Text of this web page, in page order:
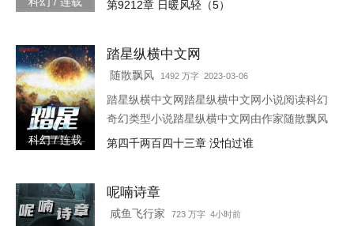
七,爸爸说我是宠物店买的。宠物店怎么能买到
这么漂亮的儿子。叶佳期呵呵笑,明明是……摸
奖中的。小奶娃望天：……某禽兽翻身而上：
我喜欢天天摸奖。叶佳期怒：乔斯年,出去！十
第9212章 日暖风轻（5）
科幻 / 连载
踏星纵横中文网
随散飘风 1492 万字 2023-03-06
踏星纵横中文网踏星纵横中文网小说阅读科幻
奇幻类型小说踏星纵横中文网由作家随散飘风
创作踏星最新章节由网友提供，《踏星》情节
第四千两百四十三章 没怕过谁
呢喃诗章
咸鱼飞行家 723 万字 4小时前